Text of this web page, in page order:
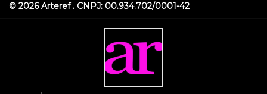
© 2026 Arteref . CNPJ: 00.934.702/0001-42